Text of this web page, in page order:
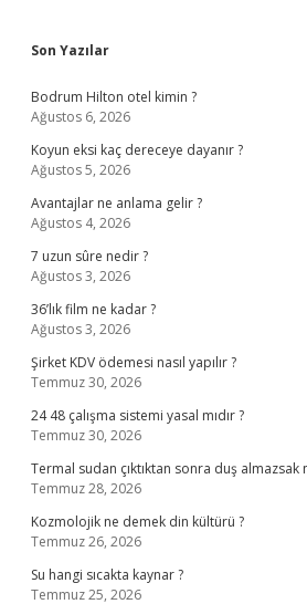
Sidebar
Son Yazılar
Bodrum Hilton otel kimin ?
Ağustos 6, 2026
Koyun eksi kaç dereceye dayanır ?
Ağustos 5, 2026
Avantajlar ne anlama gelir ?
Ağustos 4, 2026
7 uzun sûre nedir ?
Ağustos 3, 2026
36’lık film ne kadar ?
Ağustos 3, 2026
Şirket KDV ödemesi nasıl yapılır ?
Temmuz 30, 2026
24 48 çalışma sistemi yasal mıdır ?
Temmuz 30, 2026
Termal sudan çıktıktan sonra duş almazsak
Temmuz 28, 2026
Kozmolojik ne demek din kültürü ?
Temmuz 26, 2026
Su hangi sıcakta kaynar ?
Temmuz 25, 2026